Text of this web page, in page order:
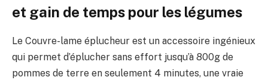
et gain de temps pour les légumes
Le Couvre-lame éplucheur est un accessoire ingénieux
qui permet d’éplucher sans effort jusqu’à 800g de
pommes de terre en seulement 4 minutes, une vraie